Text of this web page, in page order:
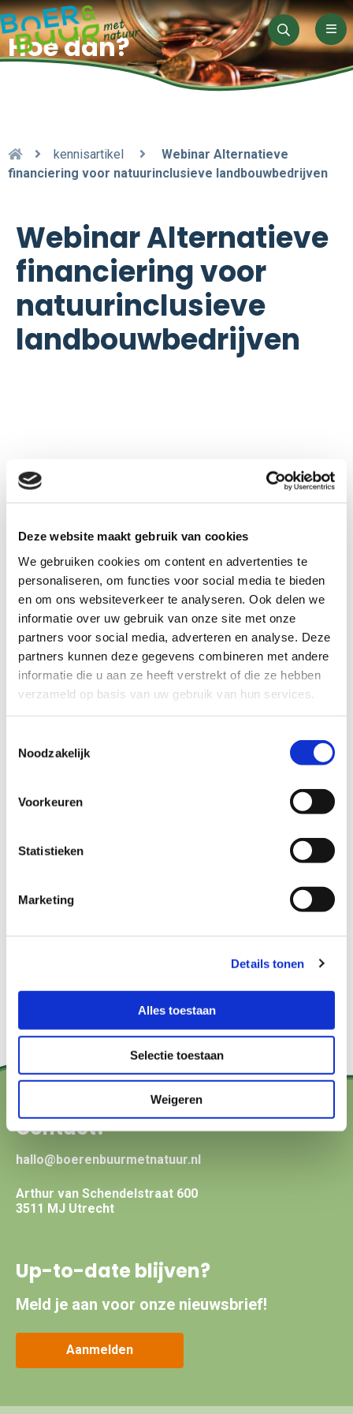
Deze website maakt gebruik van cookies
We gebruiken cookies om content en advertenties te
personaliseren, om functies voor social media te bieden
en om ons websiteverkeer te analyseren. Ook delen we
informatie over uw gebruik van onze site met onze
partners voor social media, adverteren en analyse. Deze
partners kunnen deze gegevens combineren met andere
informatie die u aan ze heeft verstrekt of die ze hebben
verzameld op basis van uw gebruik van hun services.
Noodzakelijk
Voorkeuren
Statistieken
Marketing
Details tonen
Alles toestaan
Selectie toestaan
Weigeren
Zoeken
Hoe dan?
kennisartikel
Webinar Alternatieve
financiering voor natuurinclusieve landbouwbedrijven
Webinar Alternatieve
financiering voor
natuurinclusieve
landbouwbedrijven
Dit webinar gaat over alternatieve
financieringsvormen voor boeren werkend
aan natuurinclusieve landbouw.
Bekijk het hier
Contact?
hallo@boerenbuurmetnatuur.nl
Arthur van Schendelstraat 600
3511 MJ Utrecht
Up-to-date blijven?
Meld je aan voor onze nieuwsbrief!
Aanmelden